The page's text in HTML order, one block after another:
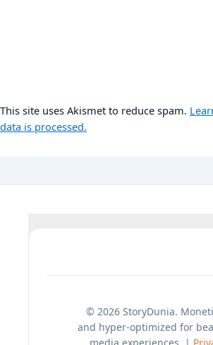
This site uses Akismet to reduce spam.
data is processed.
© 2026 StoryDunia.
and hyper-optimized for
media experiences. |